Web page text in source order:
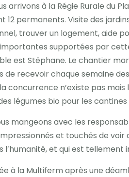
arrivons à la Régie Rurale du
12 permanents. Visite des
trouver un logement, aide
supportées par
est Stéphane. Le chantier
de recevoir chaque semaine
concurrence n’existe pas
légumes bio pour les
mangeons avec les
et touchés de voir
l’humanité, et qui est
à la Multiferm après une